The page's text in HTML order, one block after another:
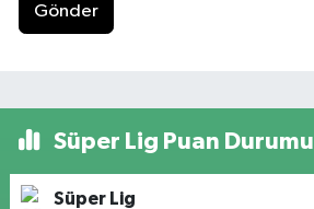
Gönder
Süper Lig Puan Durumu
Süper Lig